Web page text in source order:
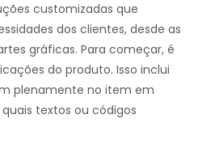
customizadas que
dos clientes, desde as
gráficas. Para começar, é
do produto. Isso inclui
plenamente no item em
textos ou códigos